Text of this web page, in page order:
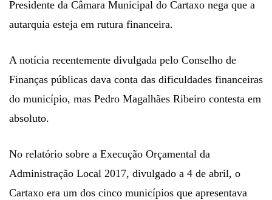
Presidente da Câmara Municipal do Cartaxo nega que a
autarquia esteja em rutura financeira.
A notícia recentemente divulgada pelo Conselho de
Finanças públicas dava conta das dificuldades financeiras
do município, mas Pedro Magalhães Ribeiro contesta em
absoluto.
No relatório sobre a Execução Orçamental da
Administração Local 2017, divulgado a 4 de abril, o
Cartaxo era um dos cinco municípios que apresentava